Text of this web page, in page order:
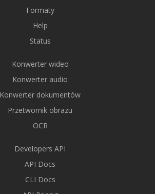
Formaty
Help
Status
Konwerter wideo
Konwerter audio
Konwerter dokumentów
Przetwornik obrazu
OCR
Developers API
API Docs
CLI Docs